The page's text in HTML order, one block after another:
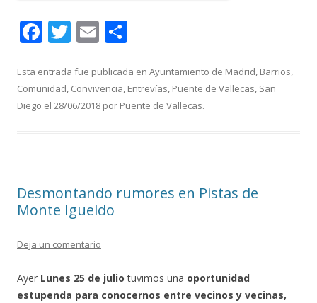
F
e
b
T
itt
er
E
ai
l
m
p
Esta entrada fue publicada en Ayuntamiento de Madrid, Barrios,
Comunidad, Convivencia, Entrevías, Puente de Vallecas, San
Diego el 28/06/2018 por Puente de Vallecas.
Desmontando rumores en Pistas de
Monte Igueldo
Deja un comentario
Ayer Lunes 25 de julio tuvimos una oportunidad
estupenda para conocernos entre vecinos y vecinas,